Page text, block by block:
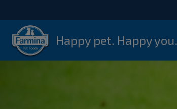
Happy pet. Happy you.